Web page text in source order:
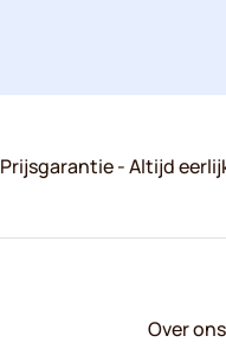
Prijsgarantie - Altijd
Over ons